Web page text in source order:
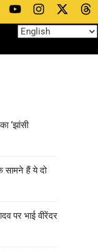
‘झांसी
सामने हैं ये दो
पर भाई वीरेंदर